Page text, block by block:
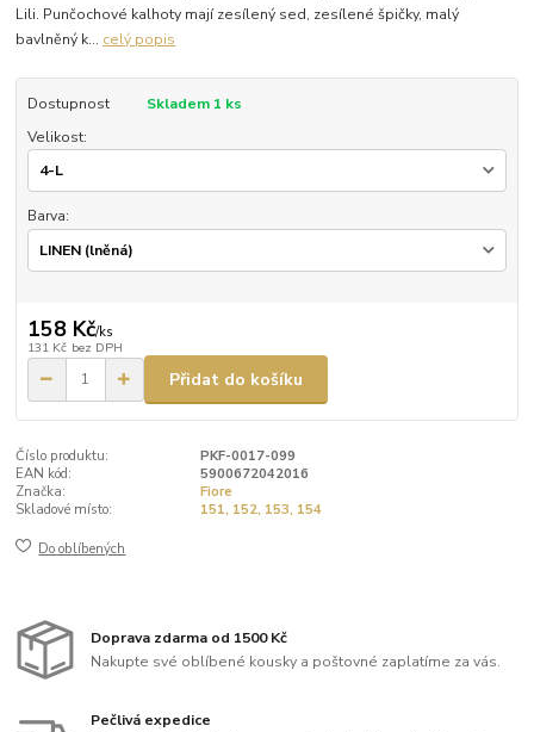
Lili. Punčochové kalhoty mají zesílený sed, zesílené špičky, malý
bavlněný k... celý popis
Dostupnost
Skladem 1 ks
Velikost:
Barva:
158 Kč/ks
131 Kč bez DPH
Přidat do košíku
Číslo produktu:
PKF-0017-099
EAN kód:
5900672042016
Značka:
Fiore
Skladové místo:
151, 152, 153, 154
Do oblíbených
Doprava zdarma od 1500 Kč
Nakupte své oblíbené kousky a poštovné zaplatíme za vás.
Pečlivá expedice